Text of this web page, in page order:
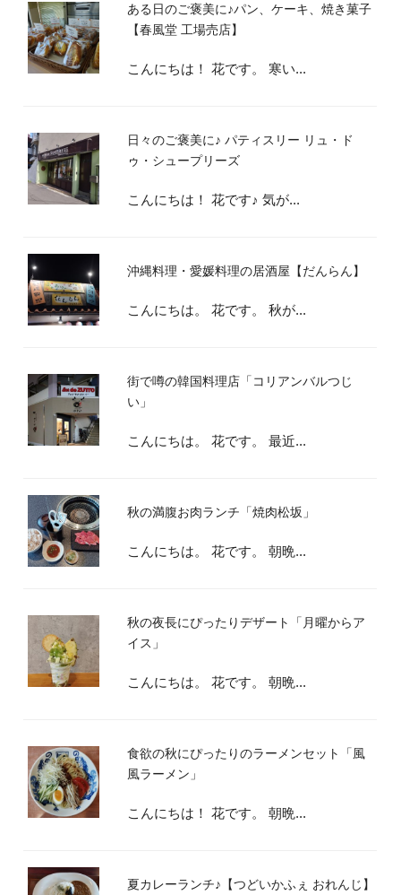
ある日のご褒美に♪パン、ケーキ、焼き菓子
【春風堂 工場売店】
こんにちは！ 花です。 寒い...
日々のご褒美に♪ パティスリー リュ・ド
ゥ・シュープリーズ
こんにちは！ 花です♪ 気が...
沖縄料理・愛媛料理の居酒屋【だんらん】
こんにちは。 花です。 秋が...
街で噂の韓国料理店「コリアンバルつじ
い」
こんにちは。 花です。 最近...
秋の満腹お肉ランチ「焼肉松坂」
こんにちは。 花です。 朝晩...
秋の夜長にぴったりデザート「月曜からア
イス」
こんにちは。 花です。 朝晩...
食欲の秋にぴったりのラーメンセット「風
風ラーメン」
こんにちは！ 花です。 朝晩...
夏カレーランチ♪【つどいかふぇ おれんじ】